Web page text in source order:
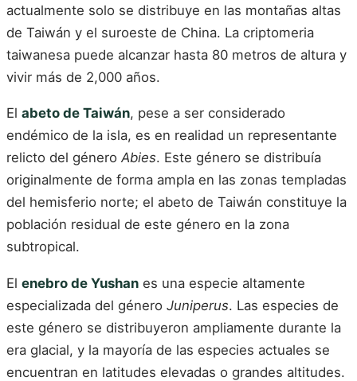
actualmente solo se distribuye en las montañas altas
de Taiwán y el suroeste de China. La criptomeria
taiwanesa puede alcanzar hasta 80 metros de altura y
vivir más de 2,000 años.
El abeto de Taiwán, pese a ser considerado
endémico de la isla, es en realidad un representante
relicto del géneroAbies. Este género se distribuía
originalmente de forma ampla en las zonas templadas
del hemisferio norte; el abeto de Taiwán constituye la
población residual de este género en la zona
subtropical.
El enebro de Yushan es una especie altamente
especializada del género Juniperus. Las especies de
este género se distribuyeron ampliamente durante la
era glacial, y la mayoría de las especies actuales se
encuentran en latitudes elevadas o grandes altitudes.